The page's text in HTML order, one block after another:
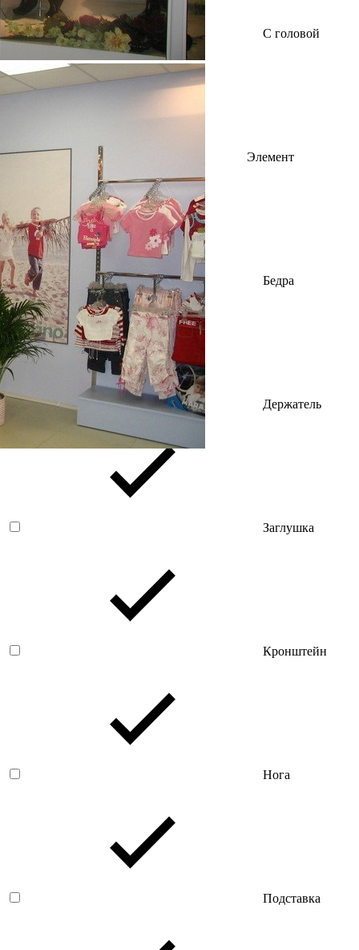
С головой
Элемент
Бедра
Держатель
Заглушка
Кронштейн
Нога
Подставка